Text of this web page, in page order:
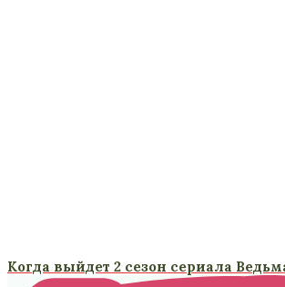
Когда выйдет 2 сезон сериала